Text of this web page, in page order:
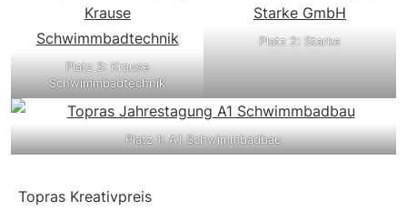
Platz 3: Krause
Schwimmbadtechnik
Platz 2: Starke
Platz 1: A1 Schwimmbadbau
Topras Kreativpreis